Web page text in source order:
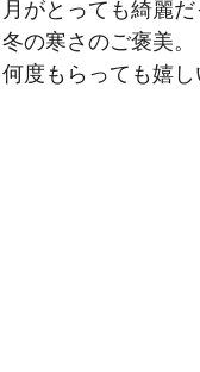
月がとっても綺麗
冬の寒さのご褒美。
何度もらっても嬉